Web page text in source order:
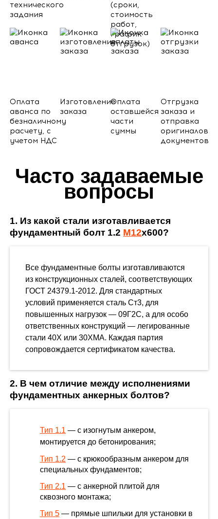
технического
задания
(сроки,
стоимость
работ,
график
отгрузок)
Оплата
аванса по
безналичному
расчету, с
учетом НДС
Изготовление
заказа
Оплата
оставшейся
части
суммы
Отгрузка
заказа и
отправка
оригиналов
документов
Часто задаваемые
вопросы
1. Из какой стали изготавливается
фундаментный болт 1.2 М12х600?
Все фундаментные болты изготавливаются
из конструкционных сталей, соответствующих
ГОСТ 24379.1-2012. Для стандартных
условий применяется сталь Ст3, для
повышенных нагрузок — 09Г2С, а для особо
ответственных конструкций — легированные
стали 40Х или 30ХМА. Каждая партия
сопровождается сертификатом качества.
2. В чем отличие между исполнениями
фундаментных анкерных болтов?
Тип 1.1 — с изогнутым анкером,
монтируется до бетонирования;
Тип 1.2 — с крюкообразным анкером для
специальных фундаментов;
Тип 2.1 — с анкерной плитой для
сквозного монтажа;
Тип 5 — прямые шпильки для установки в